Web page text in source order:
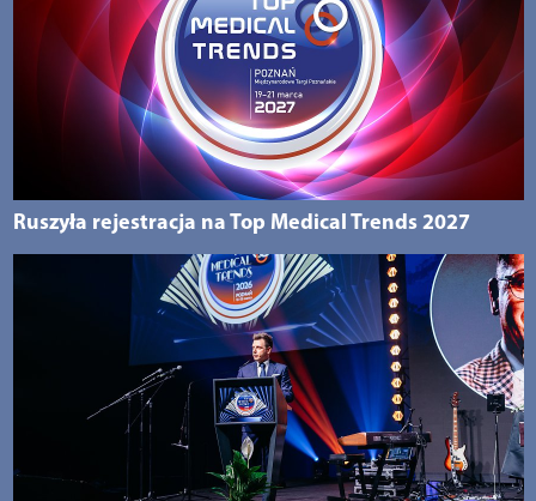
Ruszyła rejestracja na Top Medical Trends 2027